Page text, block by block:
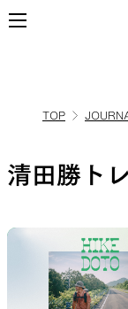
全ての製品を見
TOP
清田勝ト